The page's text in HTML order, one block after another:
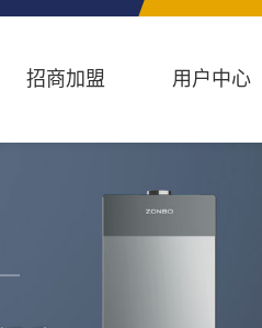
招商加盟 用户中心